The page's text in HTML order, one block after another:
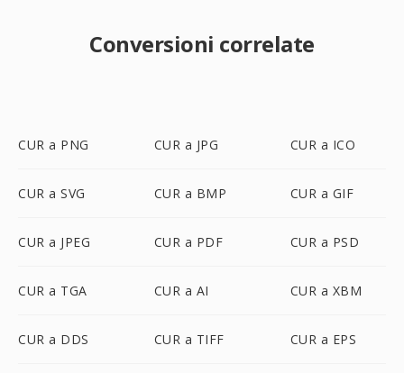
Conversioni correlate
CUR a PNG CUR a JPG CUR a ICO
CUR a SVG CUR a BMP CUR a GIF
CUR a JPEG CUR a PDF CUR a PSD
CUR a TGA CUR a AI CUR a XBM
CUR a DDS CUR a TIFF CUR a EPS